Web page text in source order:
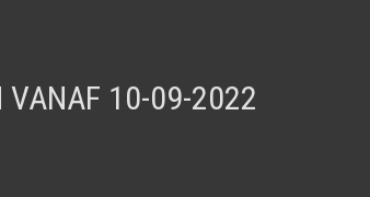
VANAF 10-09-2022